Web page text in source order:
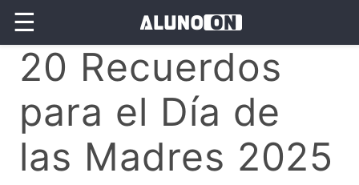
☰
20 Recuerdos
para el Día de
las Madres 2025